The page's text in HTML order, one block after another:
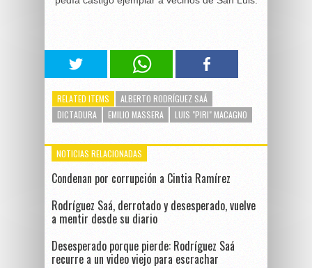
RELATED ITEMS
ALBERTO RODRÍGUEZ SAÁ
DICTADURA
EMILIO MASSERA LUIS "PIRI" MACAGNO
NOTICIAS RELACIONADAS
Condenan por corrupción a Cintia Ramírez
Rodríguez Saá, derrotado y desesperado, vuelve
a mentir desde su diario
Desesperado porque pierde: Rodríguez Saá
recurre a un video viejo para escrachar